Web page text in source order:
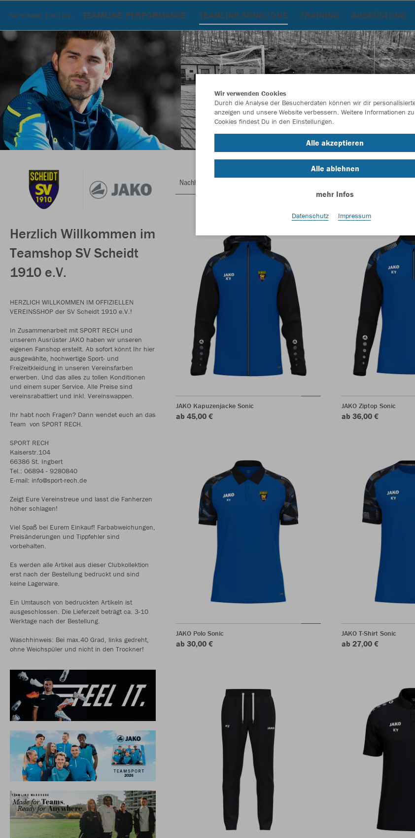
SV Scheidt 1910 e.V. TEAMLINE PERFORMANCE TEAMLINE SONIC/ONE TRAINING AUSRÜSTUNG
Herzlich Willkommen im
Teamshop SV Scheidt
1910 e.V.
HERZLICH WILLKOMMEN IM OFFIZIELLEN
VEREINSSHOP der SV Scheidt 1910 e.V.!
In Zusammenarbeit mit SPORT RECH und
unserem Ausrüster JAKO haben wir unseren
eigenen Fanshop erstellt. Ab sofort könnt Ihr hier
ausgewählte, hochwertige Sport- und
Freizeitkleidung in unseren Vereinsfarben
erwerben. Und das alles zu tollen Konditionen
und einem super Service. Alle Preise sind
vereinsrabattiert und inkl. Vereinswappen.
Ihr habt noch Fragen? Dann wendet euch an das
Team von SPORT RECH.
SPORT RECH
Kaiserstr.104
66386 St. Ingbert
Tel.: 06894 - 9280840
E-mail: info@sport-rech.de
Zeigt Eure Vereinstreue und lasst die Fanherzen
höher schlagen!
Viel Spaß bei Eurem Einkauf! Farbabweichungen,
Preisänderungen und Tippfehler sind
vorbehalten.
Es werden alle Artikel aus dieser Clubkollektion
erst nach der Bestellung bedruckt und sind
keine Lagerware.
Ein Umtausch von bedruckten Artikeln ist
ausgeschlossen. Die Lieferzeit beträgt ca. 3-10
Werktage nach der Bestellung.
Waschhinweis: Bei max.40 Grad, links gedreht,
ohne Weichspüler und nicht in den Trockner!
Nachhaltig
JAKO Kapuzenjacke Sonic
ab 45,00 €
JAKO Ziptop Sonic
ab 36,00 €
JAKO Polo Sonic
ab 30,00 €
JAKO T-Shirt Sonic
ab 27,00 €
Wir verwenden Cookies
Durch die Analyse der Besucherdaten können wir dir
anzeigen und unsere Website verbessern. Weitere Informationen
Cookies findest Du in den Einstellungen.
Alle akzeptieren
Alle ablehnen
mehr Infos
Datenschutz Impressum